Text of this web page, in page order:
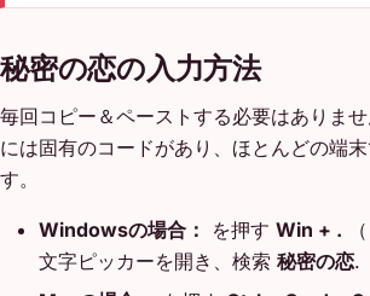
秘密の恋の入力方法
毎回コピー＆ペーストする必要はありま
には固有のコードがあり、ほとんどの端
す。
Windowsの場合： を押す Win + .
文字ピッカーを開き、検索 秘密の恋.